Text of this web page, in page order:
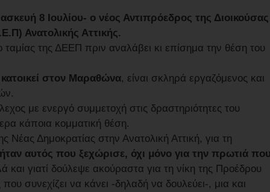
8 Ιουλίου- ο νέος Αντιπρόεδρος της Διοικούσας
Ανατολικής Αττικής.
της ΔΕΕΠ πριν αναλάβει κι επίσημα την θέση του
στον Μαραθώνα, είναι σκληρά εργαζόμενος και
με ενεργό συμμετοχή στις δραστηριότητες του
κάποια κομματική θέση.
Νέας Δημοκρατίας στην Ανατολική Αττική, για τη
αυτός που ξεχώρισε, όχι μόνο για την πρωτιά
και γιατί δούλεψε ακούραστα για τη νίκη της Προέδρου
συνεχίζει να κάνει -δηλαδή να δουλεύει-, μια και